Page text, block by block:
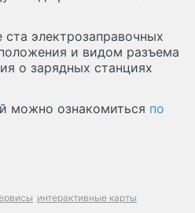
электрозаправочных
и видом разъема
о зарядных станциях
можно ознакомиться по
интерактивные карты